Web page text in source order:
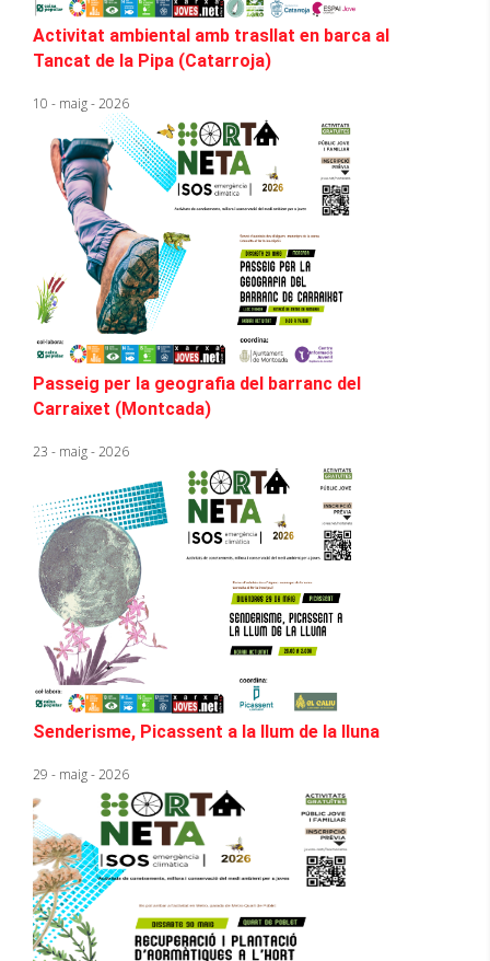
Activitat ambiental amb trasllat en barca al
Tancat de la Pipa (Catarroja)
10 - maig - 2026
Passeig per la geografia del barranc del
Carraixet (Montcada)
23 - maig - 2026
Senderisme, Picassent a la llum de la lluna
29 - maig - 2026